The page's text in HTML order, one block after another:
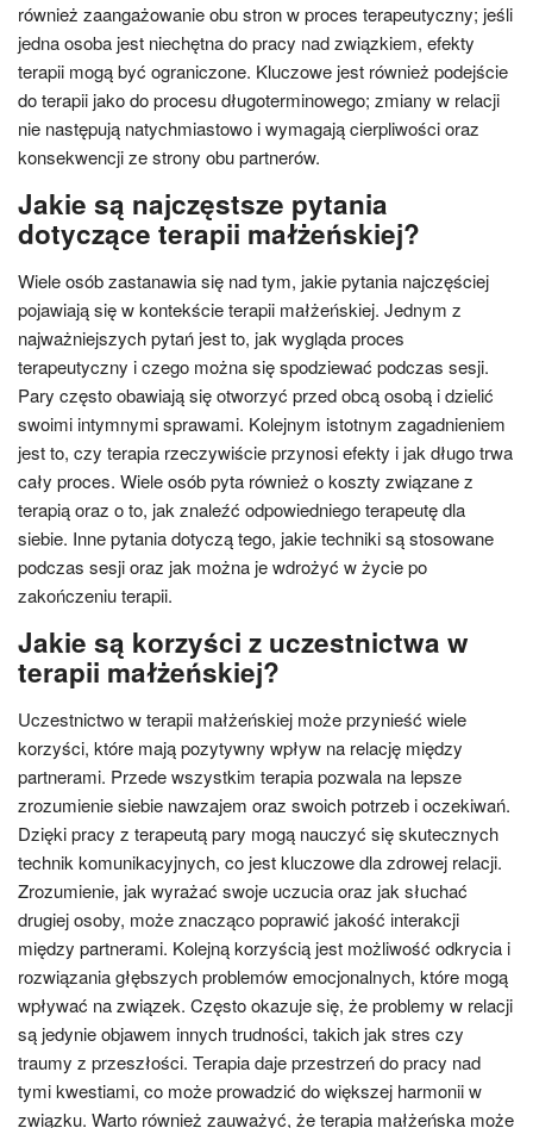
również zaangażowanie obu stron w proces terapeutyczny; jeśli
jedna osoba jest niechętna do pracy nad związkiem, efekty
terapii mogą być ograniczone. Kluczowe jest również podejście
do terapii jako do procesu długoterminowego; zmiany w relacji
nie następują natychmiastowo i wymagają cierpliwości oraz
konsekwencji ze strony obu partnerów.
Jakie są najczęstsze pytania
dotyczące terapii małżeńskiej?
Wiele osób zastanawia się nad tym, jakie pytania najczęściej
pojawiają się w kontekście terapii małżeńskiej. Jednym z
najważniejszych pytań jest to, jak wygląda proces
terapeutyczny i czego można się spodziewać podczas sesji.
Pary często obawiają się otworzyć przed obcą osobą i dzielić
swoimi intymnymi sprawami. Kolejnym istotnym zagadnieniem
jest to, czy terapia rzeczywiście przynosi efekty i jak długo trwa
cały proces. Wiele osób pyta również o koszty związane z
terapią oraz o to, jak znaleźć odpowiedniego terapeutę dla
siebie. Inne pytania dotyczą tego, jakie techniki są stosowane
podczas sesji oraz jak można je wdrożyć w życie po
zakończeniu terapii.
Jakie są korzyści z uczestnictwa w
terapii małżeńskiej?
Uczestnictwo w terapii małżeńskiej może przynieść wiele
korzyści, które mają pozytywny wpływ na relację między
partnerami. Przede wszystkim terapia pozwala na lepsze
zrozumienie siebie nawzajem oraz swoich potrzeb i oczekiwań.
Dzięki pracy z terapeutą pary mogą nauczyć się skutecznych
technik komunikacyjnych, co jest kluczowe dla zdrowej relacji.
Zrozumienie, jak wyrażać swoje uczucia oraz jak słuchać
drugiej osoby, może znacząco poprawić jakość interakcji
między partnerami. Kolejną korzyścią jest możliwość odkrycia i
rozwiązania głębszych problemów emocjonalnych, które mogą
wpływać na związek. Często okazuje się, że problemy w relacji
są jedynie objawem innych trudności, takich jak stres czy
traumy z przeszłości. Terapia daje przestrzeń do pracy nad
tymi kwestiami, co może prowadzić do większej harmonii w
związku. Warto również zauważyć, że terapia małżeńska może